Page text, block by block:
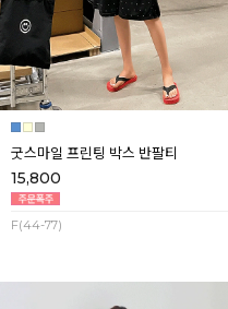
굿스마일 프린팅 박스 반팔티
15,800
F(44-77)